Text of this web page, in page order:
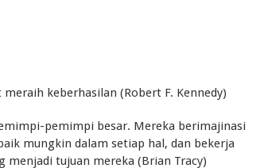
keberhasilan (Robert F. Kennedy)
pemimpi besar. Mereka berimajinasi
mungkin dalam setiap hal, dan bekerja
menjadi tujuan mereka (Brian Tracy)